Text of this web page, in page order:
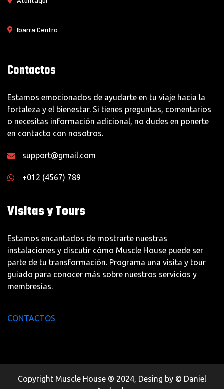
Ibarra Centro
Contactos
Estamos emocionados de ayudarte en tu viaje hacia la
fortaleza y el bienestar. Si tienes preguntas, comentarios
o necesitas información adicional, no dudes en ponerte
en contacto con nosotros.
support@gmail.com
+012 (4567) 789
Visitas y Tours
Estamos encantados de mostrarte nuestras
instalaciones y discutir cómo Muscle House puede ser
parte de tu transformación. Programa una visita y tour
guiado para conocer más sobre nuestros servicios y
membresías.
CONTACTOS
Copyright Muscle House ® 2024, Desing by © Daniel